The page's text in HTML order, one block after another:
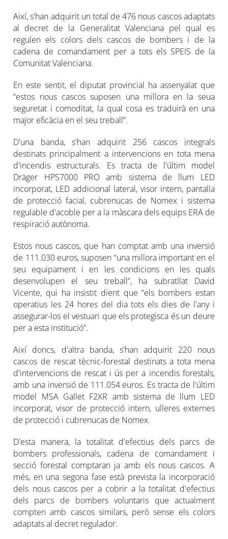
Així, s'han adquirit un total de 476 nous cascos adaptats
al decret de la Generalitat Valenciana pel qual es
regulen els colors dels cascos de bombers i de la
cadena de comandament per a tots els SPEIS de la
Comunitat Valenciana.
En este sentit, el diputat provincial ha assenyalat que
“estos nous cascos suposen una millora en la seua
seguretat i comoditat, la qual cosa es traduirà en una
major eficàcia en el seu treball”.
D'una banda, s'han adquirit 256 cascos integrals
destinats principalment a intervencions en tota mena
d'incendis estructurals. Es tracta de l'últim model
Dräger HPS7000 PRO amb sistema de llum LED
incorporat, LED addicional lateral, visor intern, pantalla
de protecció facial, cubrenucas de Nomex i sistema
regulable d'acoble per a la màscara dels equips ERA de
respiració autònoma.
Estos nous cascos, que han comptat amb una inversió
de 111.030 euros, suposen “una millora important en el
seu equipament i en les condicions en les quals
desenvolupen el seu treball”, ha subratllat David
Vicente, qui ha insistit dient que “els bombers estan
operatius les 24 hores del dia tots els dies de l'any i
assegurar-los el vestuari que els protegisca és un deure
per a esta institució”.
Així doncs, d'altra banda, s'han adquirit 220 nous
cascos de rescat tècnic-forestal destinats a tota mena
d'intervencions de rescat i ús per a incendis forestals,
amb una inversió de 111.054 euros. Es tracta de l'últim
model MSA Gallet F2XR amb sistema de llum LED
incorporat, visor de protecció intern, ulleres externes
de protecció i cubrenucas de Nomex.
D'esta manera, la totalitat d'efectius dels parcs de
bombers professionals, cadena de comandament i
secció forestal comptaran ja amb els nous cascos. A
més, en una segona fase està prevista la incorporació
dels nous cascos per a cobrir a la totalitat d'efectius
dels parcs de bombers voluntaris que actualment
compten amb cascos similars, però sense els colors
adaptats al decret regulador.